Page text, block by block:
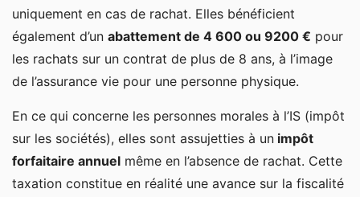
uniquement en cas de rachat. Elles bénéficient
également d’un abattement de 4 600 ou 9200 € pour
les rachats sur un contrat de plus de 8 ans, à l’image
de l’assurance vie pour une personne physique.
En ce qui concerne les personnes morales à l’IS (impôt
sur les sociétés), elles sont assujetties à un impôt
forfaitaire annuel même en l’absence de rachat. Cette
taxation constitue en réalité une avance sur la fiscalité